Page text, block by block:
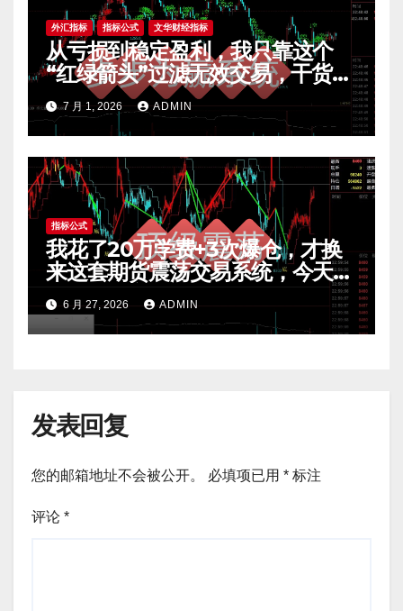
外汇指标 指标公式 文华财经指标
从亏损到稳定盈利，我只靠这个
“红绿箭头”过滤无效交易，干货全
公开 mt4指标
7 月 1, 2026 ADMIN
指标公式
我花了20万学费+3次爆仓，才换
来这套期货震荡交易系统，今天免
费公开核心逻辑
6 月 27, 2026 ADMIN
发表回复
您的邮箱地址不会被公开。 必填项已用 * 标注
评论 *